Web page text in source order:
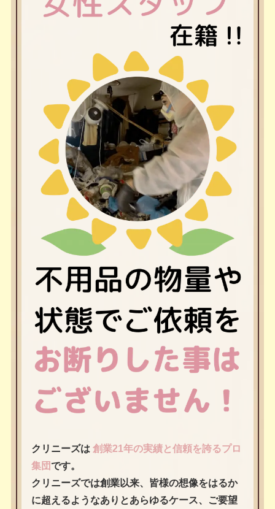
クリニーズは創業21年の実績と信頼を誇るプロ
集団です。
クリニーズでは創業以来、皆様の想像をはるか
に超えるようなありとあらゆるケース、ご要望